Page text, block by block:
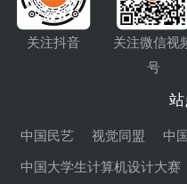
关注抖音
关注微信视
号
站
中国民艺 视觉同盟 中
中国大学生计算机设计大赛